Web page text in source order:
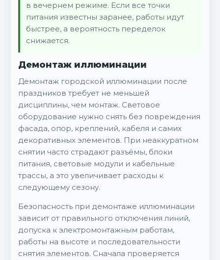
в вечернем режиме. Если все точки
питания известны заранее, работы идут
быстрее, а вероятность переделок
снижается.
Демонтаж иллюминации
Демонтаж городской иллюминации после
праздников требует не меньшей
дисциплины, чем монтаж. Световое
оборудование нужно снять без повреждения
фасада, опор, креплений, кабеля и самих
декоративных элементов. При неаккуратном
снятии часто страдают разъёмы, блоки
питания, световые модули и кабельные
трассы, а это увеличивает расходы к
следующему сезону.
Безопасность при демонтаже иллюминации
зависит от правильного отключения линий,
допуска к электромонтажным работам,
работы на высоте и последовательности
снятия элементов. Сначала проверяется